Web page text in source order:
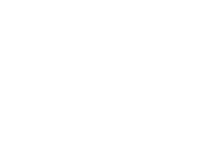
E 250 PAR PAYS
CLASSE-E E-250
CLASSE-E E-250